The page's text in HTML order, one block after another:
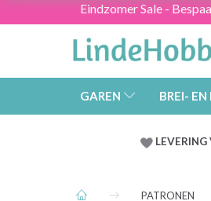
Eindzomer Sale -
GAREN BREI-
PATRONEN